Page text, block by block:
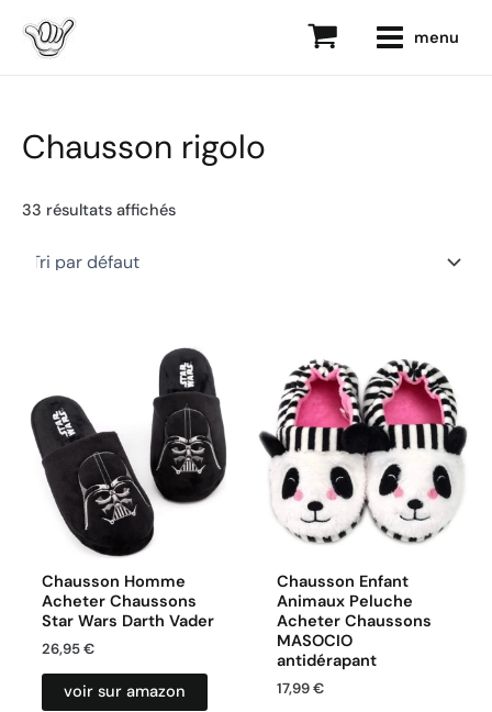
contenu
menu
Chausson rigolo
33 résultats affichés
Chausson Homme
Acheter Chaussons
Star Wars Darth Vader
26,95€
voir sur amazon
Chausson Enfant
Animaux Peluche
Acheter Chaussons
MASOCIO
antidérapant
17,99€